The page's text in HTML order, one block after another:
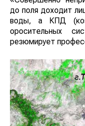
до поля доходит
воды, а КПД
оросительных
резюмирует